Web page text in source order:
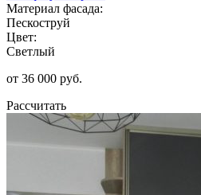
Материал фасада:
Пескоструй
Цвет:
Светлый
от 36 000 руб.
Рассчитать